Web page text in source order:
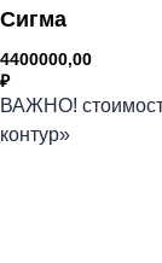
Сигма
4400000,00
₽
ВАЖНО!
контур»